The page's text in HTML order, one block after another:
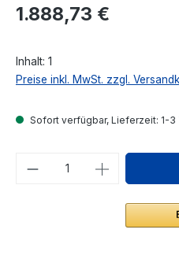
Regulärer Preis:
1.888,73 €
Inhalt: 1
Preise inkl. MwSt. zzgl.
Sofort verfügbar, Lieferzeit: 1-3
Produkt Anzahl: